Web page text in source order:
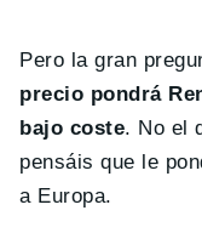
Pero la gran
precio pondrá
bajo coste. No el
pensáis que le
a Europa.